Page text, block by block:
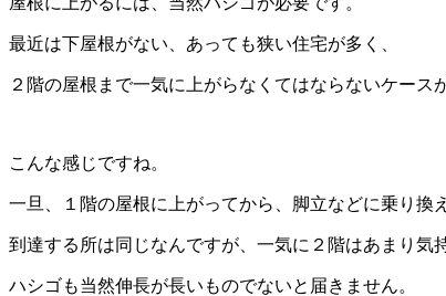
最近は下屋根がない、あっても狭い住宅が多く、
２階の屋根まで一気に上がらなくてはならないケース
こんな感じですね。
一旦、１階の屋根に上がってから、脚立などに乗り換
到達する所は同じなんですが、一気に２階はあまり気
ハシゴも当然伸長が長いものでないと届きません。